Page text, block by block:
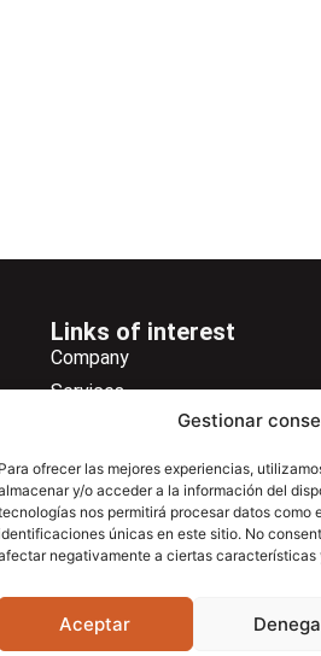
Gestionar
Para ofrecer las mejores experiencias,
y/o acceder a la información del
nos permitirá procesar datos como
únicas en este sitio. No
negativamente a ciertas características
Aceptar
Links of interest
Company
Services
Newsletter
Download
Contac